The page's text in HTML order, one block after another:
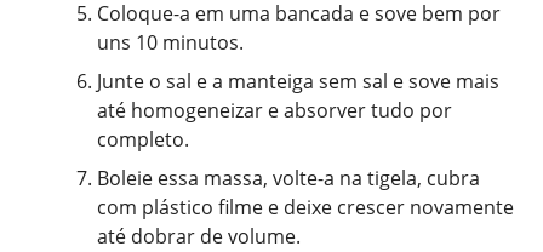
Coloque-a em uma bancada e sove bem por
uns 10 minutos.
Junte o sal e a manteiga sem sal e sove mais
até homogeneizar e absorver tudo por
completo.
Boleie essa massa, volte-a na tigela, cubra
com plástico filme e deixe crescer novamente
até dobrar de volume.